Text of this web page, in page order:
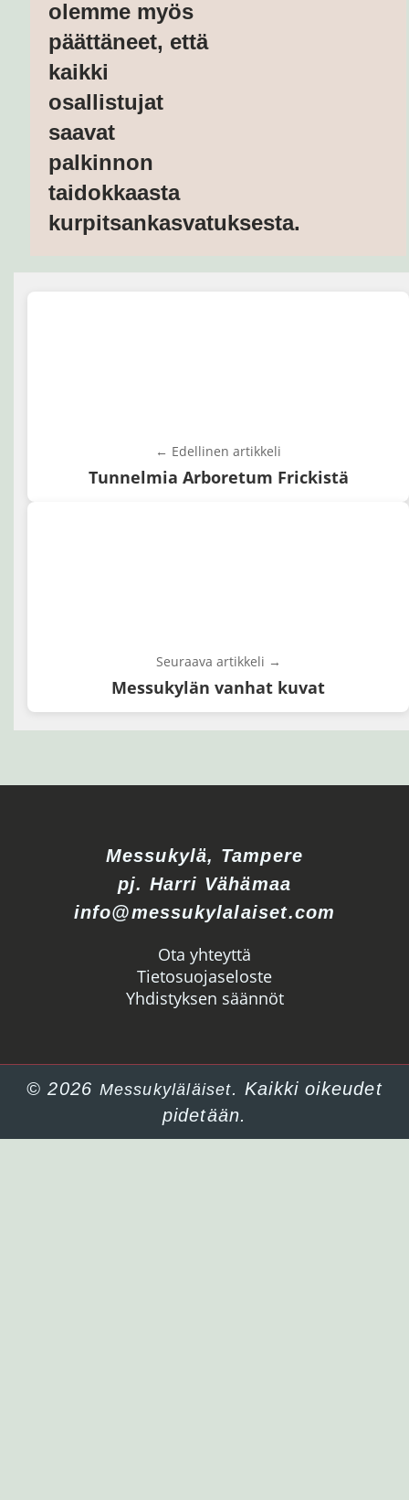
olemme myös
päättäneet, että
kaikki
osallistujat
saavat
palkinnon
taidokkaasta
kurpitsankasvatuksesta.
← Edellinen artikkeli
Tunnelmia Arboretum Frickistä
Seuraava artikkeli →
Messukylän vanhat kuvat
Messukylä, Tampere
pj. Harri Vähämaa
info@messukylalaiset.com
Ota yhteyttä
Tietosuojaseloste
Yhdistyksen säännöt
© 2026 Messukyläläiset. Kaikki oikeudet
pidetään.